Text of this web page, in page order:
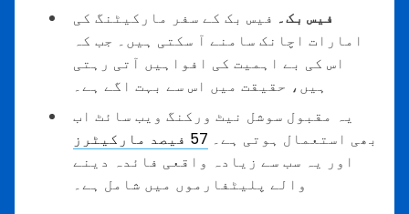
فیس بک۔ فیس بک کے سفر مارکیٹنگ کی
امارات اچانک سامنے آ سکتی ہیں۔ جب کہ
اس کی بے اہمیت کی افواہیں آتی رہتی
ہیں، حقیقت میں اس سے بہت اگے ہے۔
یہ مقبول سوشل نیٹ ورکنگ ویب سائٹ اب
بھی استعمال ہوتی ہے۔ 57 فیصد مارکیٹرز
اور یہ سب سے زیادہ واقعی فائدہ دینے
والے پلیٹفارموں میں شامل ہے۔